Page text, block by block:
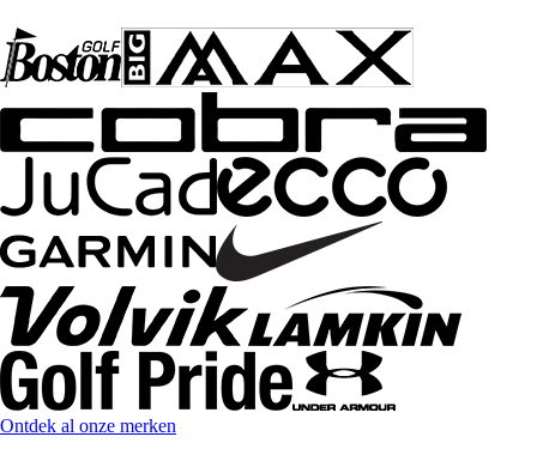
Ontdek al onze merken